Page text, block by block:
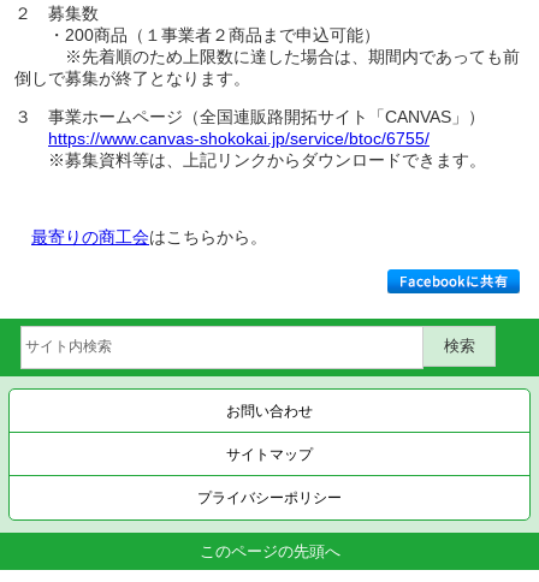
２ 募集数
・200商品（１事業者２商品まで申込可能）
※先着順のため上限数に達した場合は、期間内であっても前
倒しで募集が終了となります。
３ 事業ホームページ（全国連販路開拓サイト「CANVAS」）
https://www.canvas-shokokai.jp/service/btoc/6755/
※募集資料等は、上記リンクからダウンロードできます。
最寄りの商工会はこちらから。
お問い合わせ
サイトマップ
プライバシーポリシー
このページの先頭へ